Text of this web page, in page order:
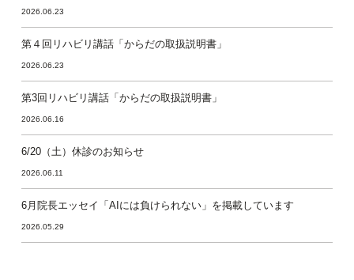
2026.06.23
第４回リハビリ講話「からだの取扱説明書」
2026.06.23
第3回リハビリ講話「からだの取扱説明書」
2026.06.16
6/20（土）休診のお知らせ
2026.06.11
6月院長エッセイ「AIには負けられない」を掲載しています
2026.05.29